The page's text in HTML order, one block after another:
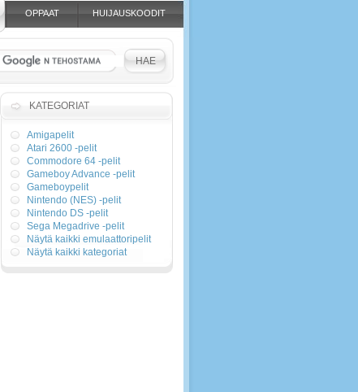
OPPAAT HUIJAUSKOODIT
KATEGORIAT
Amigapelit
Atari 2600 -pelit
Commodore 64 -pelit
Gameboy Advance -pelit
Gameboypelit
Nintendo (NES) -pelit
Nintendo DS -pelit
Sega Megadrive -pelit
Näytä kaikki emulaattoripelit
Näytä kaikki kategoriat